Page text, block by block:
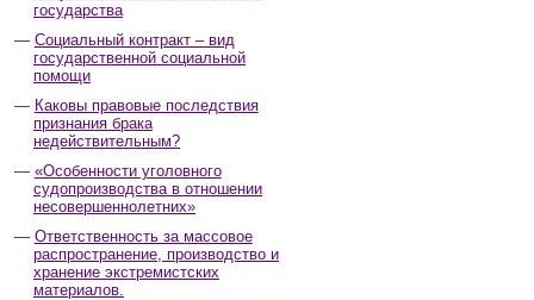
государства
Социальный контракт – вид
государственной социальной
помощи
Каковы правовые последствия
признания брака
недействительным?
«Особенности уголовного
судопроизводства в отношении
несовершеннолетних»
Ответственность за массовое
распространение, производство и
хранение экстремистских
материалов.